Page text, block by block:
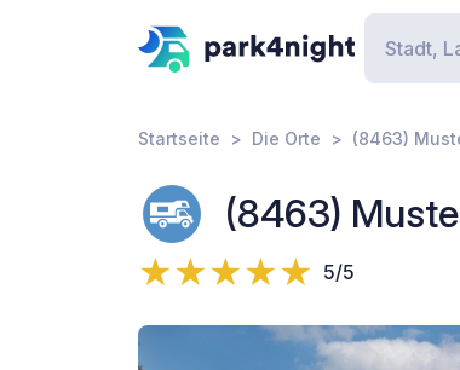
Startseite Die Orte (8463)
(8463)
5/5